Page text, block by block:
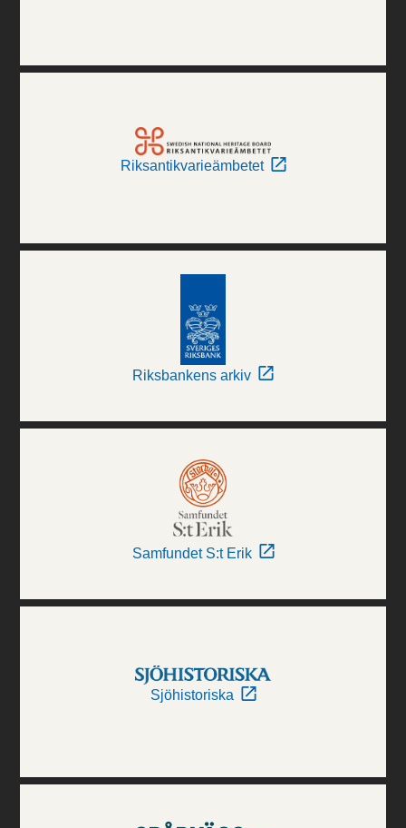
Riksantikvarieämbetet
Riksbankens arkiv
Samfundet S:t Erik
Sjöhistoriska